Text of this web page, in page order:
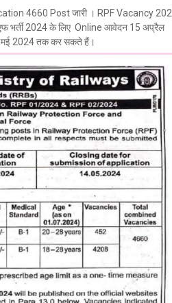
4660 Post जारी । RPF Vacancy
भर्ती 2024 के लिए Online आवेदन 15 अप्रैल
मई 2024 तक कर सकते हैं।